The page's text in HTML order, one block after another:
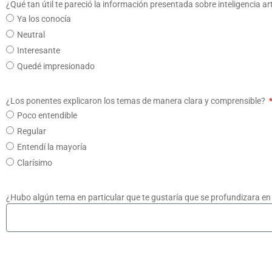
¿Qué tan útil te pareció la información presentada sobre inteligencia
Ya los conocía
Neutral
Interesante
Quedé impresionado
¿Los ponentes explicaron los temas de manera clara y comprensible?
Poco entendible
Regular
Entendí la mayoría
Clarísimo
¿Hubo algún tema en particular que te gustaría que se profundizara